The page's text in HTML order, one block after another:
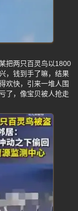
把两只百灵鸟以1800
，钱到手了嘛，结果
欢快，引来一堆人围
了，像宝贝被人抢走